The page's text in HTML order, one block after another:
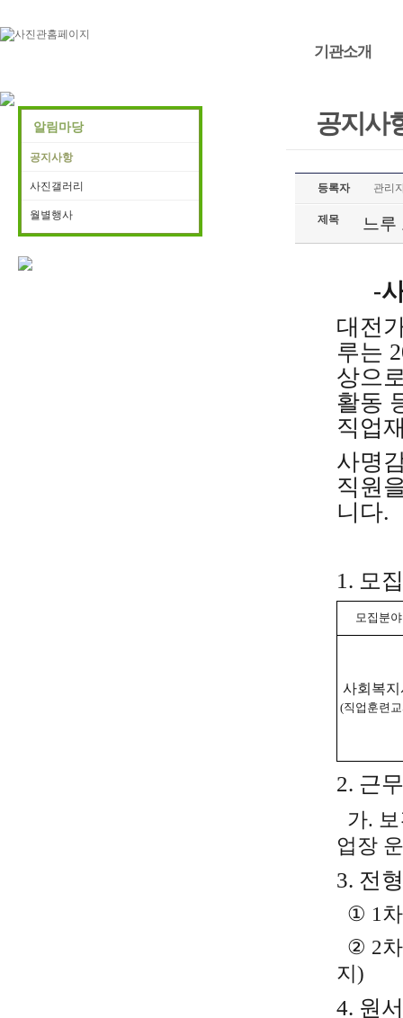
기관소개
알림마당
공지사항
사진갤러리
월별행사
공지사
등록자 관리
제목 느루
-
대전
루는
상으
활동
직업
사명
직원
니다.
1. 모
모집분야
사회복지
(직업훈련
2. 근
가.
업장
3. 전형
① 1
② 2
지)
4. 원